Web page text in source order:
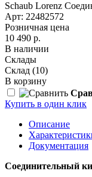
Schaub Lorenz
Арт: 22482572
Розничная цена
10 490 р.
В наличии
Склады
Склад (10)
В корзину
Купить в один клик
Описание
Документация
Соединительный